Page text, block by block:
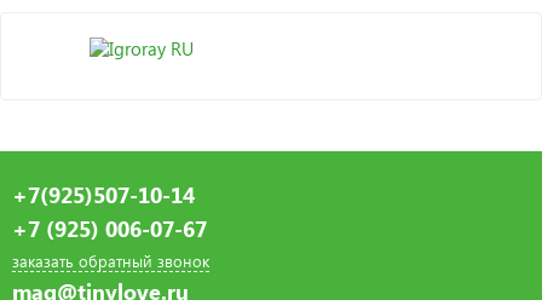
+7(925)507-10-14
+7 (925) 006-07-67
заказать обратный звонок
mag@tinylove.ru